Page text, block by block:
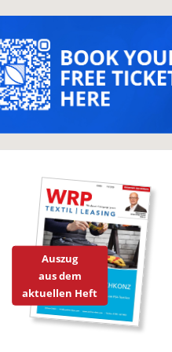
Auszug
aus dem
aktuellen Heft